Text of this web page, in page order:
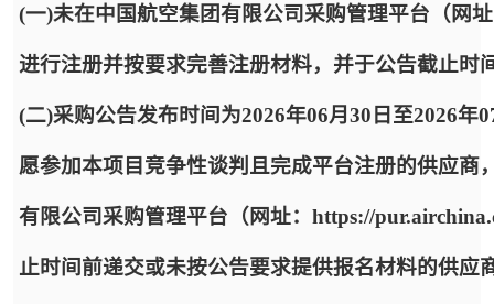
(一)未在中国航空集团有限公司采购管理平台（网
进行注册并按要求完善注册材料，并于公告截止时
(二)采购公告发布时间为2026年06月30日至2026
愿参加本项目竞争性谈判且完成平台注册的供应
有限公司采购管理平台（网址：https://
止时间前递交或未按公告要求提供报名材料的供